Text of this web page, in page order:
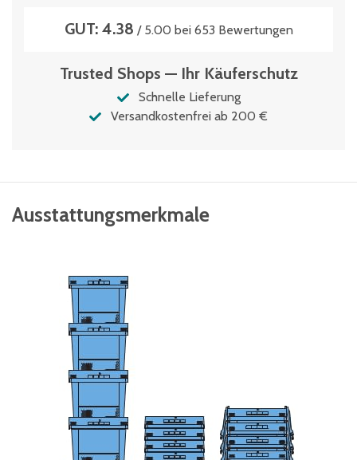
GUT: 4.38 / 5.00 bei 653 Bewertungen
Trusted Shops — Ihr Käuferschutz
Schnelle Lieferung
Versandkostenfrei ab 200 €
Ausstattungsmerkmale